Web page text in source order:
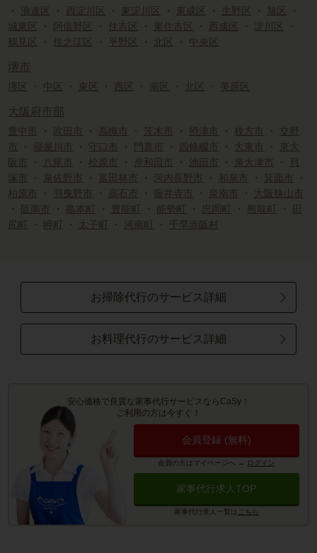
・
浪速区 ・ 西淀川区 ・ 東淀川区 ・ 東成区 ・ 生野区 ・ 旭区
・
城東区
・ 阿倍野区 ・ 住吉区 ・ 東住吉区 ・ 西成区 ・ 淀川区
・
鶴見区
・ 住之江区 ・ 平野区 ・ 北区 ・ 中央区
堺市
堺区 ・ 中区 ・ 東区 ・ 西区 ・ 南区 ・ 北区 ・ 美原区
大阪府市部
豊中市 ・ 吹田市 ・ 高槻市 ・ 茨木市 ・ 摂津市 ・ 枚方市 ・
交野
・ 寝屋川市 ・ 守口市 ・ 門真市 ・ 四條畷市 ・ 大東市 ・
東大
阪市
・ 八尾市 ・ 松原市 ・ 岸和田市 ・ 池田市 ・ 泉大津市 ・
貝
塚市
・ 泉佐野市 ・ 富田林市 ・ 河内長野市 ・ 和泉市 ・ 箕面市
・
柏原市
・ 羽曳野市 ・ 高石市 ・ 藤井寺市 ・ 泉南市 ・
大阪狭山市
・
阪南市 ・ 島本町 ・ 豊能町 ・ 能勢町 ・ 忠岡町 ・ 熊取町 ・
田
尻町
・ 岬町 ・ 太子町 ・ 河南町 ・ 千早赤阪村
お掃除代行のサービス詳細
お料理代行のサービス詳細
安心価格で良質な家事代行サービスならCaSy！
ご利用の方は今すぐ！
会員登録 (無料)
会員の方はマイページへ → ログイン
家事代行求人TOP
家事代行求人一覧は こちら